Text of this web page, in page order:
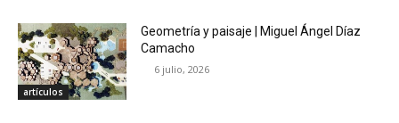
artículos
Geometría y paisaje | Miguel Ángel Díaz
Camacho
6 julio, 2026